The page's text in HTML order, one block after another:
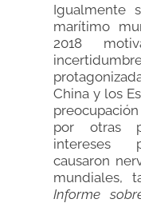
Igualmente
marítimo
2018
China y los
por otras
intereses
causaron
mundiales,
Informe